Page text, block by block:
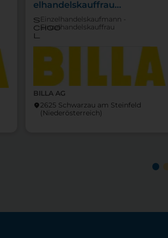
BILLA AG
location_on2625 Schwarzau am Steinfeld
(Nieder­österreich)
elhandelskauffrau
Schwerpunkt
Feinkostfachverkauf
s
choo
l
Einzelhandelskaufmann -
Einzelhandelskauffrau